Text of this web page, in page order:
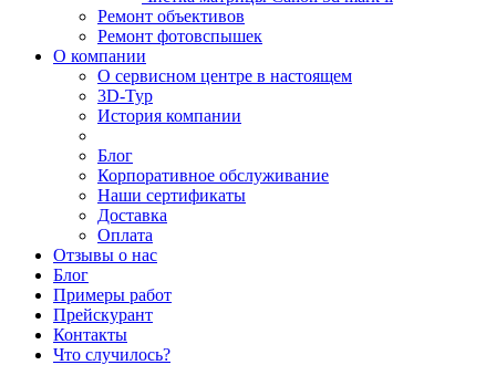
Ремонт объективов
Ремонт фотовспышек
О компании
О сервисном центре в настоящем
3D-Тур
История компании
Блог
Корпоративное обслуживание
Наши сертификаты
Доставка
Оплата
Отзывы о нас
Блог
Примеры работ
Прейскурант
Контакты
Что случилось?